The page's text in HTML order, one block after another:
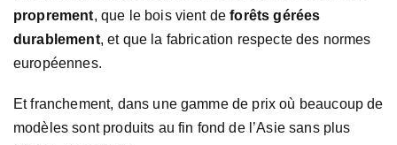
proprement, que le bois vient deforêts gérées
durablement, et que la fabrication respecte des normes
européennes.
Et franchement, dans une gamme de prix où beaucoup de
modèles sont produits au fin fond de l’Asie sans plus